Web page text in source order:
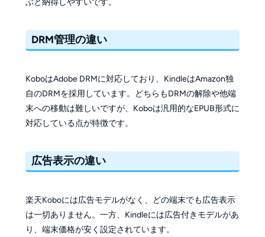
DRM管理の違い
KoboはAdobe DRMに対応しており、KindleはAmazon独
自のDRMを採用しています。どちらもDRMの解除や他端
末への移動は難しいですが、Koboは汎用的なEPUB形式に
対応している点が特徴です。
広告表示の違い
楽天Koboには広告モデルがなく、どの端末でも広告表示
は一切ありません。一方、Kindleには広告付きモデルがあ
り、端末価格が安く設定されています。